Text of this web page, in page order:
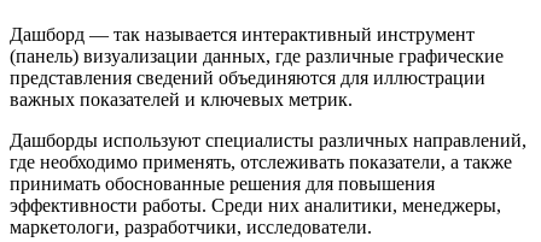
Дашборд — так называется интерактивный инструмент
(панель) визуализации данных, где различные графические
представления сведений объединяются для иллюстрации
важных показателей и ключевых метрик.
Дашборды используют специалисты различных направлений,
где необходимо применять, отслеживать показатели, а также
принимать обоснованные решения для повышения
эффективности работы. Среди них аналитики, менеджеры,
маркетологи, разработчики, исследователи.